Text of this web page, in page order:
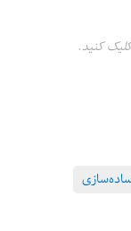
کنید.